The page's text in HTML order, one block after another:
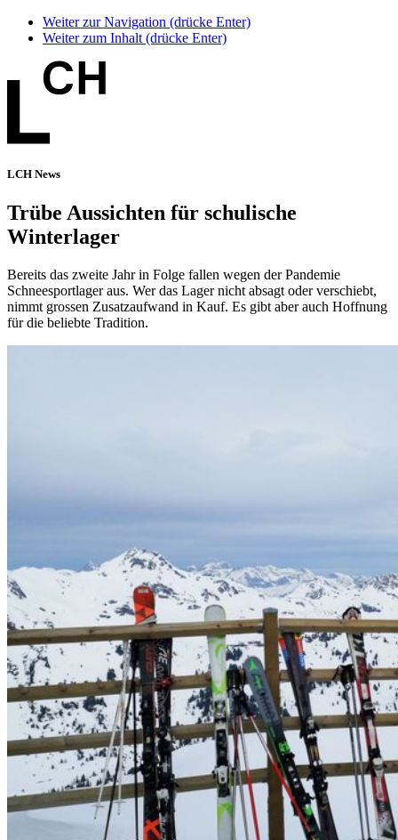
Weiter zur Navigation (drücke Enter)
Weiter zum Inhalt (drücke Enter)
LCH News
Trübe Aussichten für schulische
Winterlager
Bereits das zweite Jahr in Folge fallen wegen der Pandemie
Schneesportlager aus. Wer das Lager nicht absagt oder verschiebt,
nimmt grossen Zusatzaufwand in Kauf. Es gibt aber auch Hoffnung
für die beliebte Tradition.